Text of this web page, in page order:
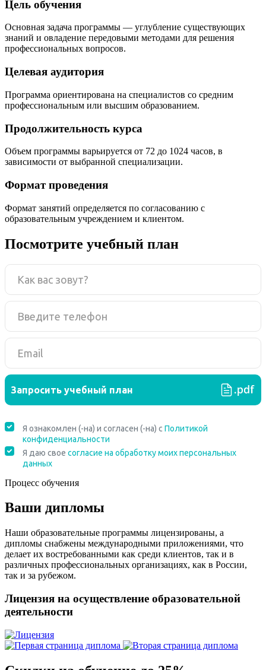
Цель обучения
Основная задача программы — углубление существующих
знаний и овладение передовыми методами для решения
профессиональных вопросов.
Целевая аудитория
Программа ориентирована на специалистов со средним
профессиональным или высшим образованием.
Продолжительность курса
Объем программы варьируется от 72 до 1024 часов, в
зависимости от выбранной специализации.
Формат проведения
Формат занятий определяется по согласованию с
образовательным учреждением и клиентом.
Посмотрите учебный план
Процесс обучения
Ваши дипломы
Наши образовательные программы лицензированы, а
дипломы снабжены международными приложениями, что
делает их востребованными как среди клиентов, так и в
различных профессиональных организациях, как в России,
так и за рубежом.
Лицензия на осуществление образовательной
деятельности